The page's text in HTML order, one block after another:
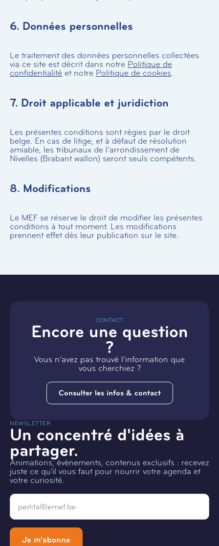
6. Données personnelles
Le traitement des données personnelles collectées
via ce site est décrit dans notre Politique de
confidentialité et notre Politique de cookies.
7. Droit applicable et juridiction
Les présentes conditions sont régies par le droit
belge. En cas de litige, et à défaut de résolution
amiable, les tribunaux de l’arrondissement de
Nivelles (Brabant wallon) seront seuls compétents.
8. Modifications
Le MEF se réserve le droit de modifier les présentes
conditions à tout moment. Les modifications
prennent effet dès leur publication sur le site.
CONTACT
Encore une question
?
Vous n’avez pas trouvé l’information que
vous cherchiez ?
Consulter les infos & contact
NEWSLETTER
Un concentré d'idées à
partager.
Animations, évènements, contenus exclusifs : recevez
juste ce qu'il vous faut pour nourrir votre agenda et
votre curiosité.
Email
Je m'abonne